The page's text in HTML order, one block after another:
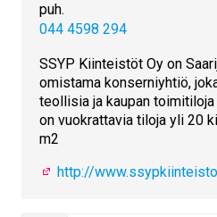
puh.
044 4598 294
SSYP Kiinteistöt Oy on
omistama konserniyhtiö,
teollisia ja kaupan
on vuokrattavia tiloja yli 20
m2
http://